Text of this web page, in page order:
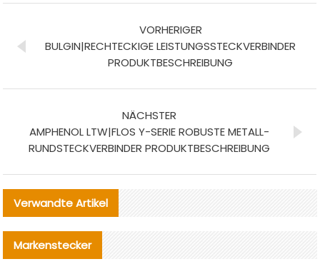
VORHERIGER
BULGIN|RECHTECKIGE LEISTUNGSSTECKVERBINDER
PRODUKTBESCHREIBUNG
NÄCHSTER
AMPHENOL LTW|FLOS Y-SERIE ROBUSTE METALL-
RUNDSTECKVERBINDER PRODUKTBESCHREIBUNG
Verwandte Artikel
Markenstecker